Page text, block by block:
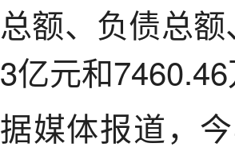
总额、负债总
3亿元和7460.46
据媒体报道，